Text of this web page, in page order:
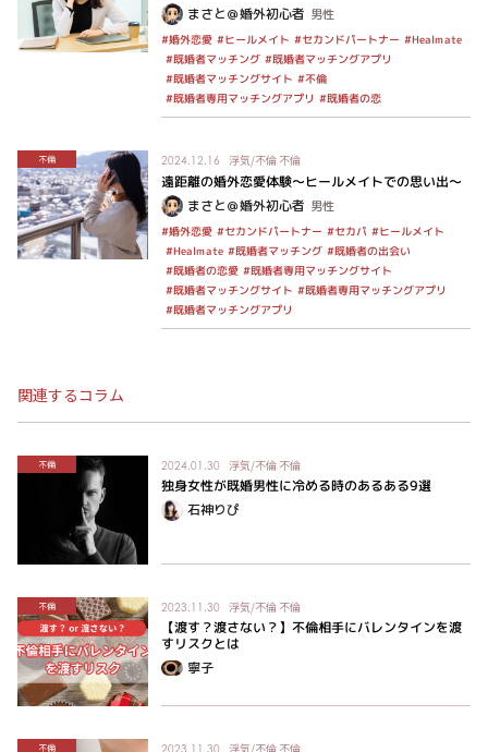
まさと＠婚外初心者 男性
#婚外恋愛 #ヒールメイト #セカンドパートナー #Healmate
#既婚者マッチング #既婚者マッチングアプリ
#既婚者マッチングサイト #不倫
#既婚者専用マッチングアプリ #既婚者の恋
不倫 2024.12.16 浮気/不倫 不倫
遠距離の婚外恋愛体験～ヒールメイトでの思い出～
まさと＠婚外初心者 男性
#婚外恋愛 #セカンドパートナー #セカパ #ヒールメイト
#Healmate #既婚者マッチング #既婚者の出会い
#既婚者の恋愛 #既婚者専用マッチングサイト
#既婚者マッチングサイト #既婚者専用マッチングアプリ
#既婚者マッチングアプリ
関連するコラム
不倫 2024.01.30 浮気/不倫 不倫
独身女性が既婚男性に冷める時のあるある9選
石神りぴ
不倫 2023.11.30 浮気/不倫 不倫
【渡す？渡さない？】不倫相手にバレンタインを渡
すリスクとは
寧子
不倫 2023.11.30 浮気/不倫 不倫